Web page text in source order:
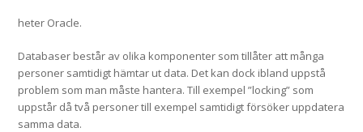
heter Oracle.
Databaser består av olika komponenter som tillåter att många
personer samtidigt hämtar ut data. Det kan dock ibland uppstå
problem som man måste hantera. Till exempel ”locking” som
uppstår då två personer till exempel samtidigt försöker uppdatera
samma data.